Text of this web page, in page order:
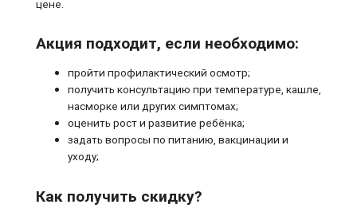
цене.
Акция подходит, если необходимо:
пройти профилактический осмотр;
получить консультацию при температуре, кашле,
насморке или других симптомах;
оценить рост и развитие ребёнка;
задать вопросы по питанию, вакцинации и
уходу;
Как получить скидку?